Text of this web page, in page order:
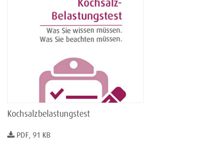
Kochsalzbelastungstest
PDF, 91 KB